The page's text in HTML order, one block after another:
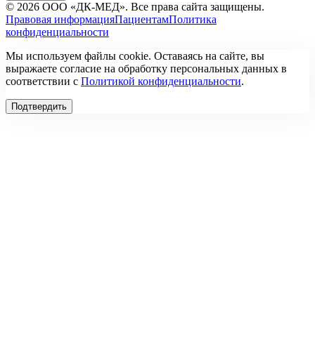
© 2026 ООО «ДК-МЕД». Все права сайта защищены.
Правовая информацияПациентамПолитика
конфиденциальности
Мы используем файлы cookie. Оставаясь на сайте, вы
выражаете согласие на обработку персональных данных в
соответствии с Политикой конфиденциальности.
Подтвердить